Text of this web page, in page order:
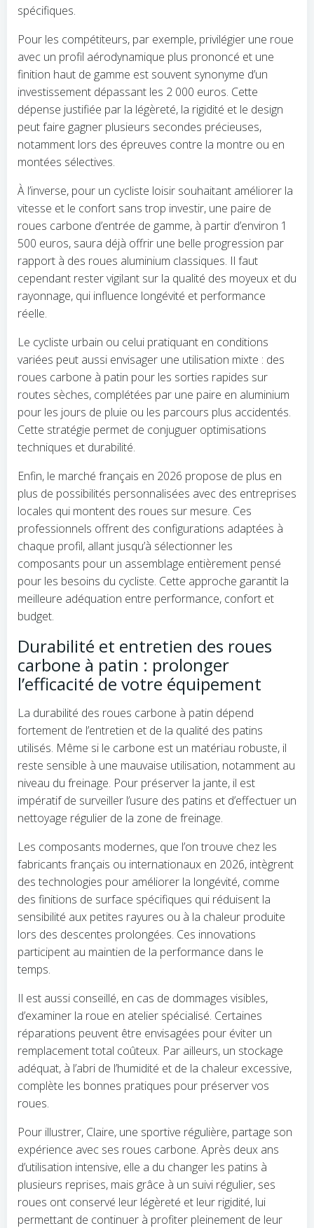
spécifiques.
Pour les compétiteurs, par exemple, privilégier une roue
avec un profil aérodynamique plus prononcé et une
finition haut de gamme est souvent synonyme d’un
investissement dépassant les 2 000 euros. Cette
dépense justifiée par la légèreté, la rigidité et le design
peut faire gagner plusieurs secondes précieuses,
notamment lors des épreuves contre la montre ou en
montées sélectives.
À l’inverse, pour un cycliste loisir souhaitant améliorer la
vitesse et le confort sans trop investir, une paire de
roues carbone d’entrée de gamme, à partir d’environ 1
500 euros, saura déjà offrir une belle progression par
rapport à des roues aluminium classiques. Il faut
cependant rester vigilant sur la qualité des moyeux et du
rayonnage, qui influence longévité et performance
réelle.
Le cycliste urbain ou celui pratiquant en conditions
variées peut aussi envisager une utilisation mixte : des
roues carbone à patin pour les sorties rapides sur
routes sèches, complétées par une paire en aluminium
pour les jours de pluie ou les parcours plus accidentés.
Cette stratégie permet de conjuguer optimisations
techniques et durabilité.
Enfin, le marché français en 2026 propose de plus en
plus de possibilités personnalisées avec des entreprises
locales qui montent des roues sur mesure. Ces
professionnels offrent des configurations adaptées à
chaque profil, allant jusqu’à sélectionner les
composants pour un assemblage entièrement pensé
pour les besoins du cycliste. Cette approche garantit la
meilleure adéquation entre performance, confort et
budget.
Durabilité et entretien des roues
carbone à patin : prolonger
l’efficacité de votre équipement
La durabilité des roues carbone à patin dépend
fortement de l’entretien et de la qualité des patins
utilisés. Même si le carbone est un matériau robuste, il
reste sensible à une mauvaise utilisation, notamment au
niveau du freinage. Pour préserver la jante, il est
impératif de surveiller l’usure des patins et d’effectuer un
nettoyage régulier de la zone de freinage.
Les composants modernes, que l’on trouve chez les
fabricants français ou internationaux en 2026, intègrent
des technologies pour améliorer la longévité, comme
des finitions de surface spécifiques qui réduisent la
sensibilité aux petites rayures ou à la chaleur produite
lors des descentes prolongées. Ces innovations
participent au maintien de la performance dans le
temps.
Il est aussi conseillé, en cas de dommages visibles,
d’examiner la roue en atelier spécialisé. Certaines
réparations peuvent être envisagées pour éviter un
remplacement total coûteux. Par ailleurs, un stockage
adéquat, à l’abri de l’humidité et de la chaleur excessive,
complète les bonnes pratiques pour préserver vos
roues.
Pour illustrer, Claire, une sportive régulière, partage son
expérience avec ses roues carbone. Après deux ans
d’utilisation intensive, elle a du changer les patins à
plusieurs reprises, mais grâce à un suivi régulier, ses
roues ont conservé leur légèreté et leur rigidité, lui
permettant de continuer à profiter pleinement de leur